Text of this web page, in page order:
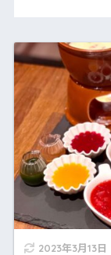
2023年3月13日